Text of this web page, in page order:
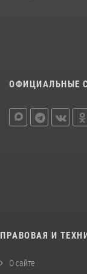
ОФИЦИАЛЬНЫЕ
ПРАВОВАЯ И
О сайте